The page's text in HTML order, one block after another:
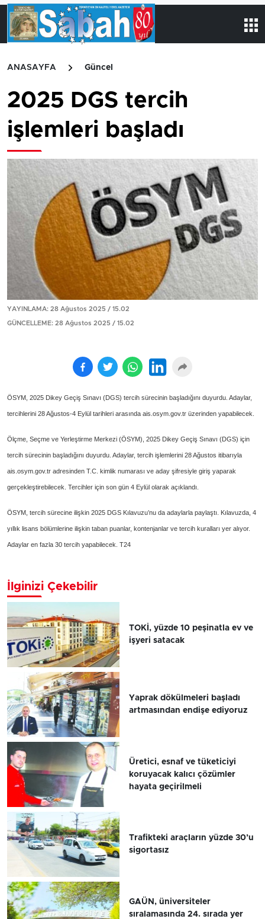
ANASAYFA Güncel
2025 DGS tercih
işlemleri başladı
YAYINLAMA: 28 Ağustos 2025 / 15.02
GÜNCELLEME: 28 Ağustos 2025 / 15.02
ÖSYM, 2025 Dikey Geçiş Sınavı (DGS) tercih sürecinin başladığını duyurdu. Adaylar,
tercihlerini 28 Ağustos-4 Eylül tarihleri arasında ais.osym.gov.tr üzerinden yapabilecek.
Ölçme, Seçme ve Yerleştirme Merkezi (ÖSYM), 2025 Dikey Geçiş Sınavı (DGS) için
tercih sürecinin başladığını duyurdu. Adaylar, tercih işlemlerini 28 Ağustos itibarıyla
ais.osym.gov.tr adresinden T.C. kimlik numarası ve aday şifresiyle giriş yaparak
gerçekleştirebilecek. Tercihler için son gün 4 Eylül olarak açıklandı.
ÖSYM, tercih sürecine ilişkin 2025 DGS Kılavuzu’nu da adaylarla paylaştı. Kılavuzda, 4
yıllık lisans bölümlerine ilişkin taban puanlar, kontenjanlar ve tercih kuralları yer alıyor.
Adaylar en fazla 30 tercih yapabilecek. T24
İlginizi Çekebilir
TOKİ, yüzde 10 peşinatla ev ve
işyeri satacak
Yaprak dökülmeleri başladı
artmasından endişe ediyoruz
Üretici, esnaf ve tüketiciyi
koruyacak kalıcı çözümler
hayata geçirilmeli
Trafikteki araçların yüzde 30’u
sigortasız
GAÜN, üniversiteler
sıralamasında 24. sırada yer